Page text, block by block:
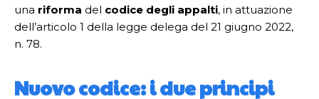
una riforma del codice degli appalti, in attuazione
dell’articolo 1 della legge delega del 21 giugno 2022,
n. 78.
Nuovo codice: i due principi